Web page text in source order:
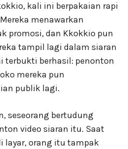
kali ini berpakaian rapi
menawarkan
promosi, dan Kkokkio pun
tampil lagi dalam siaran
terbukti berhasil: penonton
mereka pun
publik lagi.
seseorang bertudung
video siaran itu. Saat
layar, orang itu tampak